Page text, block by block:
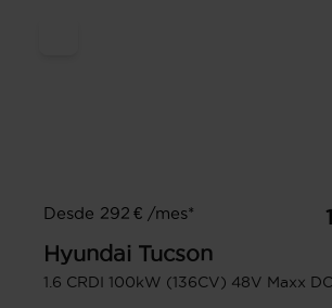
Desde 292 € /mes*
Hyundai Tucson
1.6 CRDI 100kW (136CV) 48V Maxx